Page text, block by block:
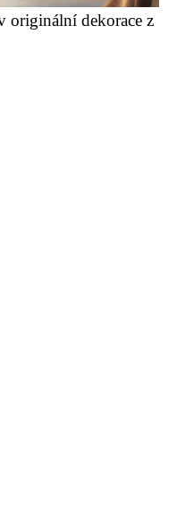
originální dekorace z